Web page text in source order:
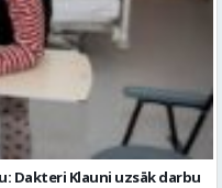
Dakteri Klauni uzsāk darbu